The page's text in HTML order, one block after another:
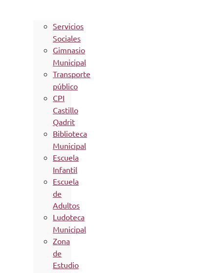
Servicios
Sociales
Gimnasio
Municipal
Transporte
público
CPI
Castillo
Qadrit
Biblioteca
Municipal
Escuela
Infantil
Escuela
de
Adultos
Ludoteca
Municipal
Zona
de
Estudio